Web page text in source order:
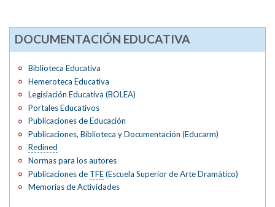
DOCUMENTACIÓN EDUCATIVA
Biblioteca Educativa
Hemeroteca Educativa
Legislación Educativa (BOLEA)
Portales Educativos
Publicaciones de Educación
Publicaciones, Biblioteca y Documentación (Educarm)
Redined
Normas para los autores
Publicaciones de TFE(Escuela Superior de Arte Dramático)
Memorias de Actividades